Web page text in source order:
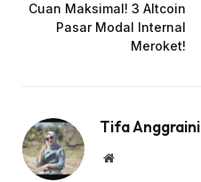
Cuan Maksimal! 3 Altcoin
Pasar Modal Internal
Meroket!
Tifa Anggraini
Website